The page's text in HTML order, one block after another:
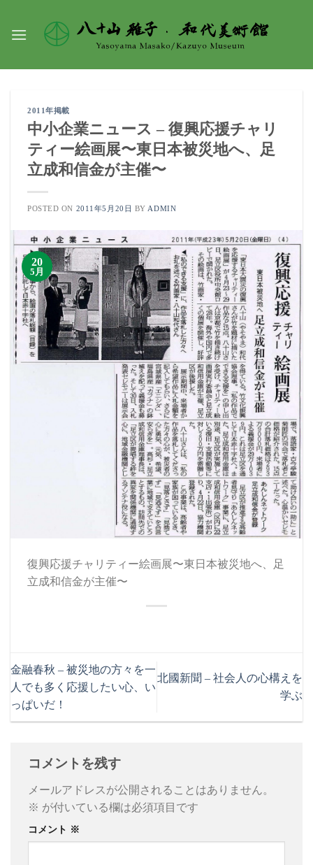
content
2011年掲載
中小企業ニュース – 復興応援チャリ
ティー絵画展〜東日本被災地へ、足
立成和信金が主催〜
POSTED ON 2011年5月20日 BY ADMIN
20
5月
復興応援チャリティー絵画展〜東日本被災地へ、足
立成和信金が主催〜
金融春秋 – 被災地の方々を一
人でも多く応援したい心、い
っぱいだ！
北國新聞 – 社会人の心構えを
学ぶ
コメントを残す
メールアドレスが公開されることはありません。
※ が付いている欄は必須項目です
コメント ※